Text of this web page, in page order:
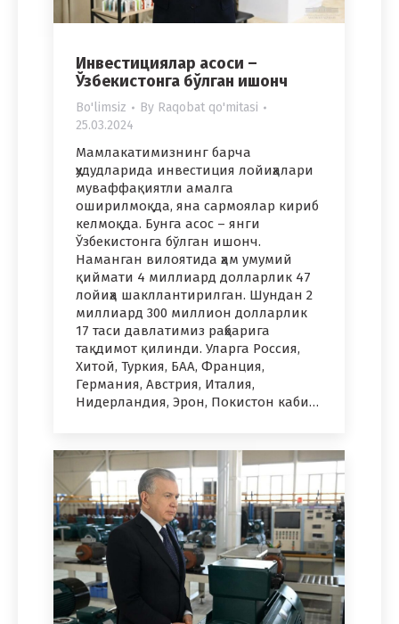
Инвестициялар асоси –
Ўзбекистонга бўлган ишонч
Bo'limsiz By Raqobat qo'mitasi
25.03.2024
Мамлакатимизнинг барча
ҳудудларида инвестиция лойиҳалари
муваффақиятли амалга
оширилмоқда, яна сармоялар кириб
келмоқда. Бунга асос – янги
Ўзбекистонга бўлган ишонч.
Наманган вилоятида ҳам умумий
қиймати 4 миллиард долларлик 47
лойиҳа шакллантирилган. Шундан 2
миллиард 300 миллион долларлик
17 таси давлатимиз раҳбарига
тақдимот қилинди. Уларга Россия,
Хитой, Туркия, БАА, Франция,
Германия, Австрия, Италия,
Нидерландия, Эрон, Покистон каби…